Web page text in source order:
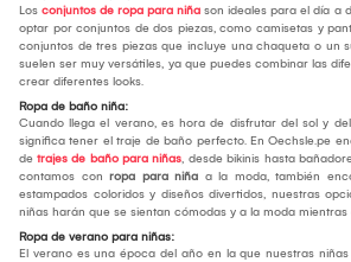
Los conjuntos de ropa para niña son ideales para el día a
optar por conjuntos de dos piezas, como camisetas y
conjuntos de tres piezas que incluye una chaqueta o un
suelen ser muy versátiles, ya que puedes combinar las
crear diferentes looks.
Ropa de baño niña:
Cuando llega el verano, es hora de disfrutar del sol y
significa tener el traje de baño perfecto. En Oechsle.pe
de trajes de baño para niñas, desde bikinis hasta
contamos con ropa para niña a la moda, también
estampados coloridos y diseños divertidos, nuestras
niñas harán que se sientan cómodas y a la moda mientras
Ropa de verano para niñas:
El verano es una época del año en la que nuestras